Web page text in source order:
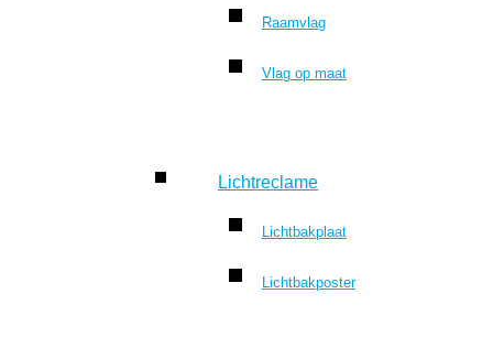
Raamvlag
Vlag op maat
Lichtreclame
Lichtbakplaat
Lichtbakposter